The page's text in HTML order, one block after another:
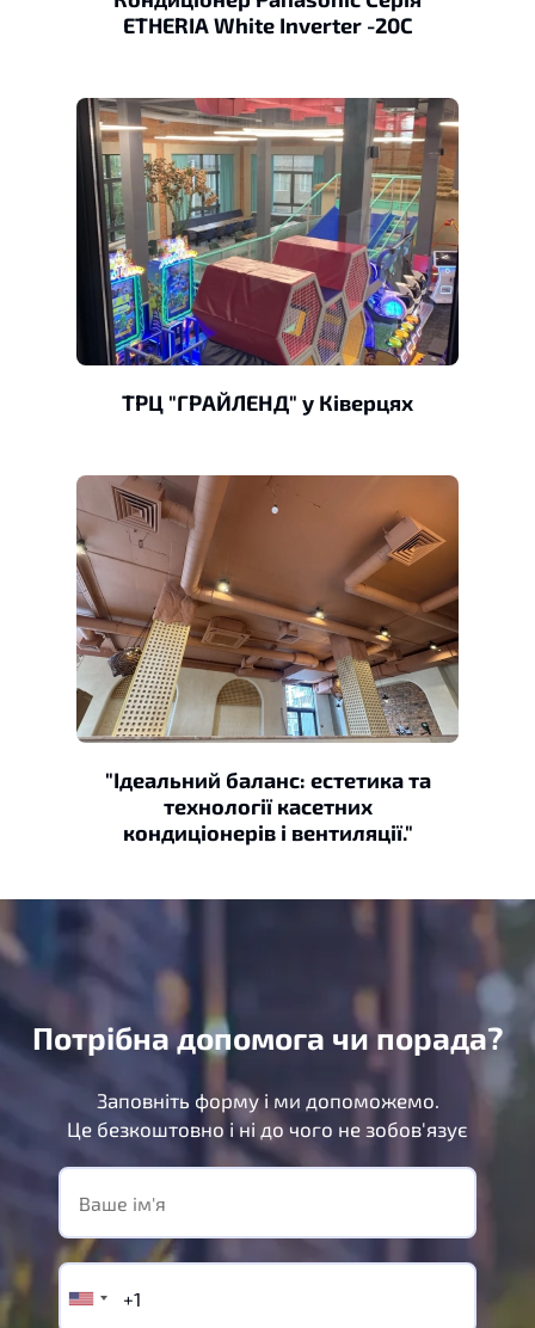
ETHERIA White Inverter -20C
ТРЦ "ГРАЙЛЕНД" у Ківерцях
"Ідеальний баланс: естетика та
технології касетних
кондиціонерів і вентиляції."
Потрібна допомога чи порада?
Заповніть форму і ми допоможемо.
Це безкоштовно і ні до чого не зобов'язує